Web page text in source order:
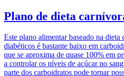
Plano de dieta
Este plano alimentar baseado na
diabéticos é bastante baixo em
que se aproxima de quase 100% em
a controlar os níveis de açúcar no
parte dos carboidratos pode tornar